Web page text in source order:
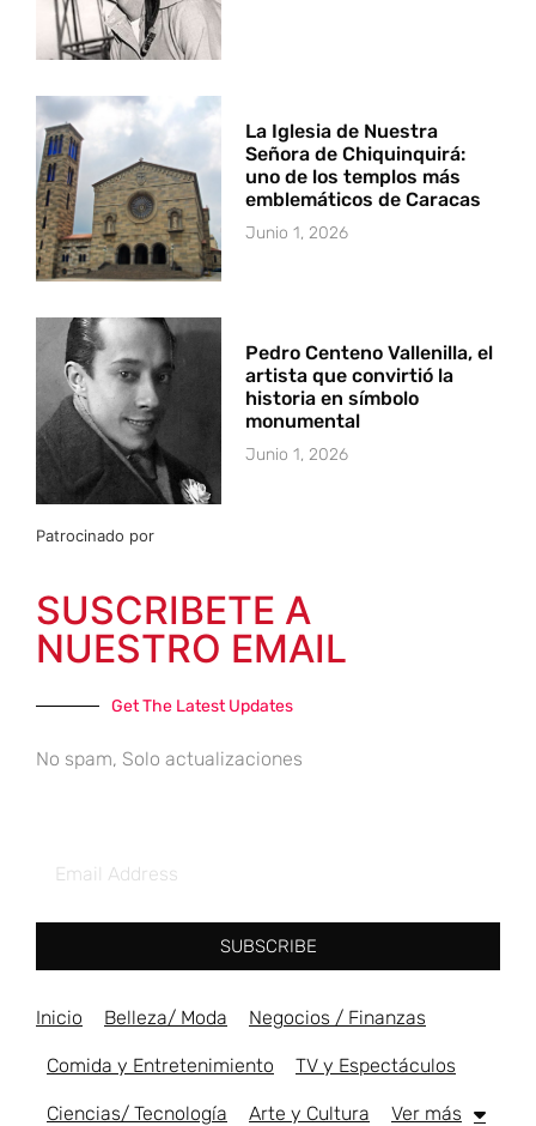
La Iglesia de Nuestra
Señora de Chiquinquirá:
uno de los templos más
emblemáticos de Caracas
Junio 1, 2026
Pedro Centeno Vallenilla, el
artista que convirtió la
historia en símbolo
monumental
Junio 1, 2026
Patrocinado por
SUSCRIBETE A
NUESTRO EMAIL
Get The Latest Updates
No spam, Solo actualizaciones
SUBSCRIBE
Inicio Belleza/ Moda Negocios / Finanzas
Comida y Entretenimiento TV y Espectáculos
Ciencias/ Tecnología Arte y Cultura Ver más